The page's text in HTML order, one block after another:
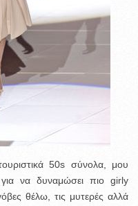
50s σύνολα, μου
να δυναμώσει πιο girly
θέλω, τις μυτερές αλλά